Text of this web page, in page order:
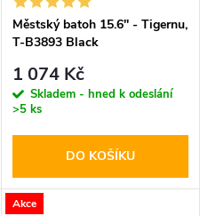
Městský batoh 15.6'' - Tigernu,
T-B3893 Black
1 074 Kč
Skladem - hned k odeslání
>5 ks
DO KOŠÍKU
Akce